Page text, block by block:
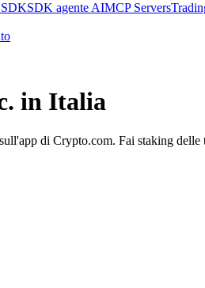
SDK agente AIMCP Servers
in Italia
di Crypto.com. Fai staking